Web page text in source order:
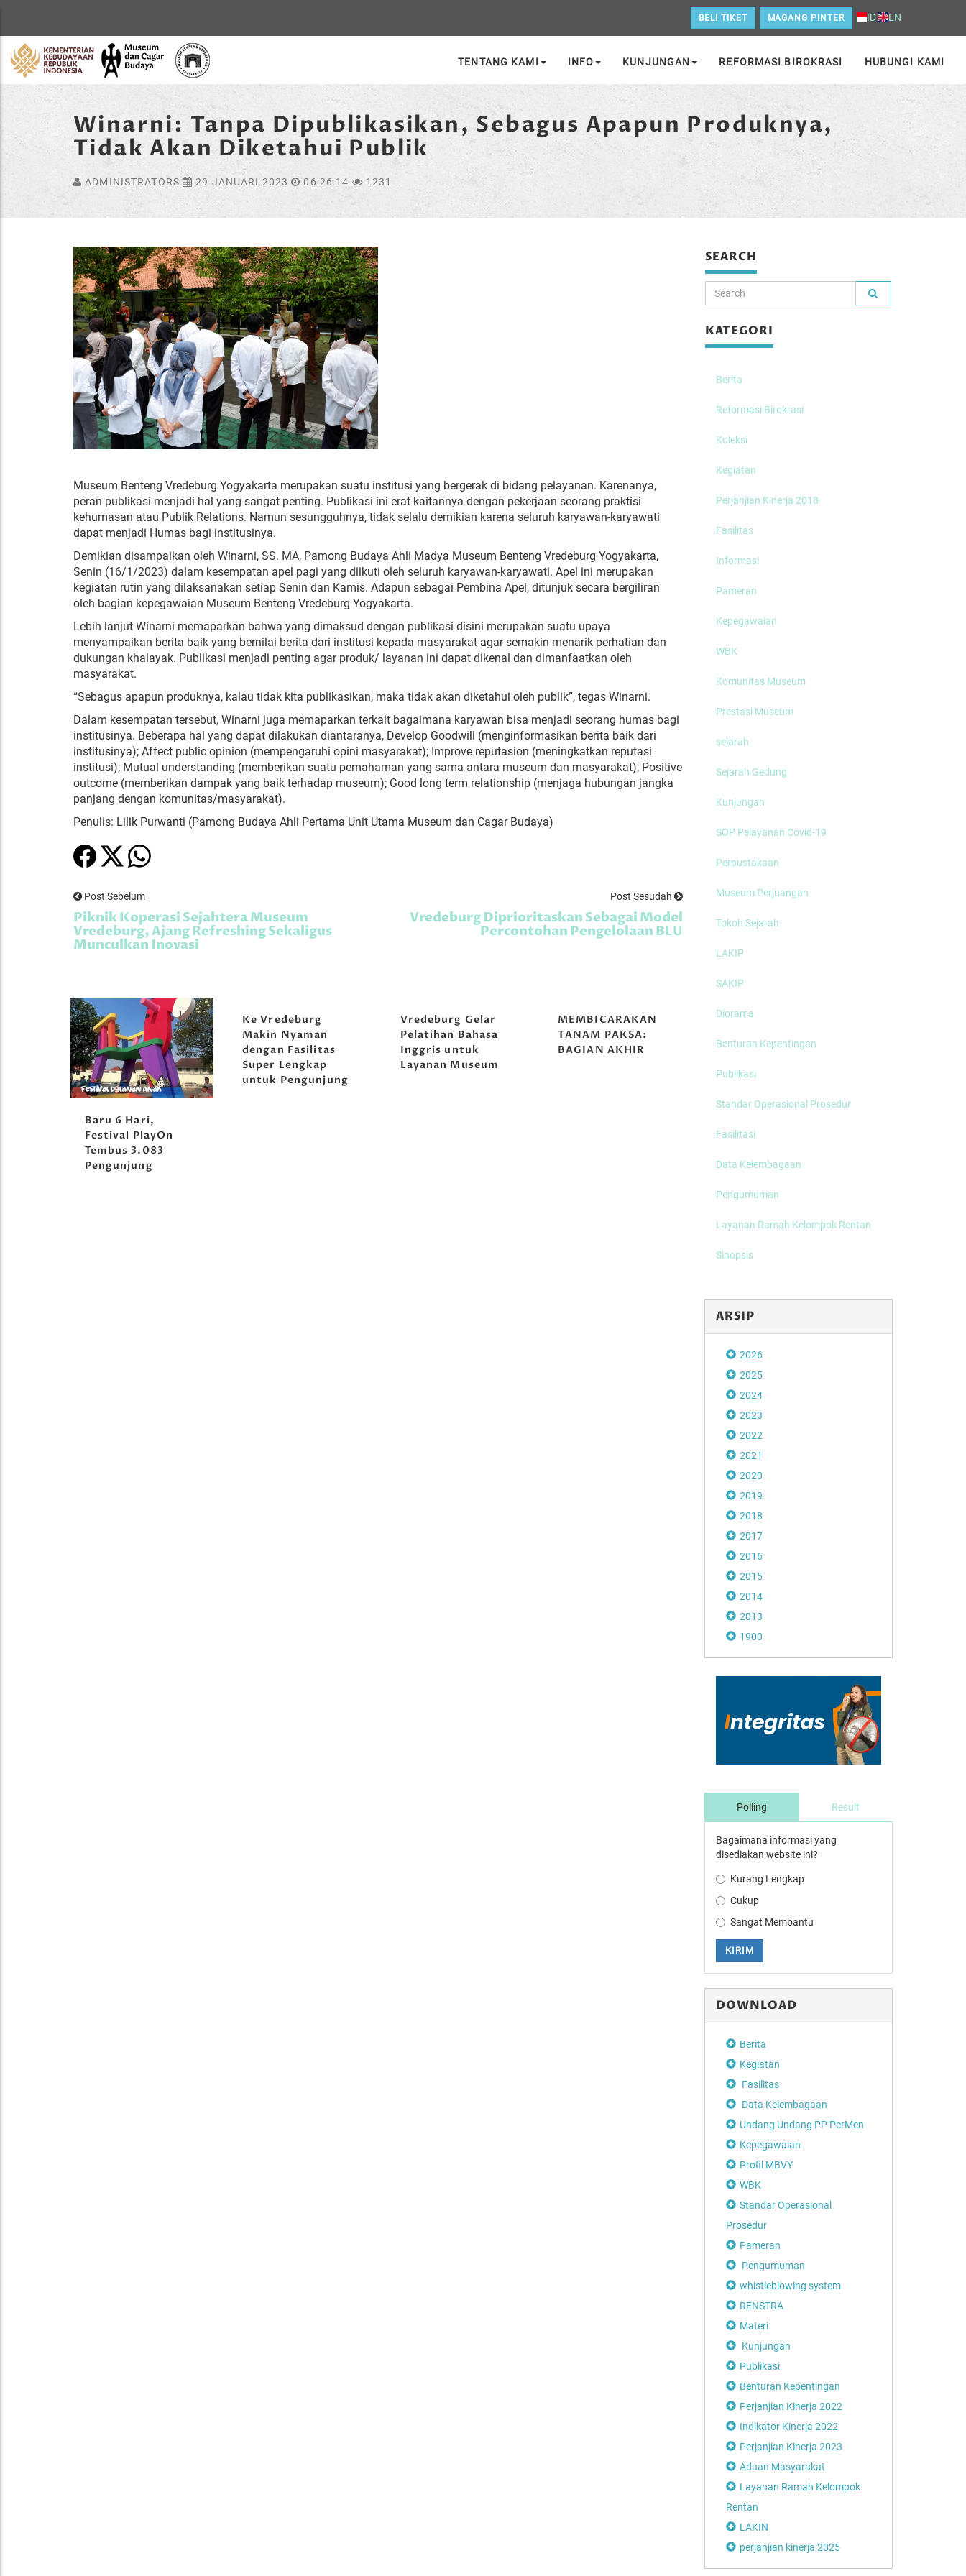
BELI TIKET MAGANG PINTER ID EN
Home
TENTANG KAMI INFO KUNJUNGAN REFORMASI BIROKRASI HUBUNGI KAMI
Winarni: Tanpa Dipublikasikan, Sebagus Apapun Produknya,
Tidak Akan Diketahui Publik
ADMINISTRATORS 29 JANUARI 2023 06:26:14 1231
Museum Benteng Vredeburg Yogyakarta merupakan suatu institusi yang bergerak di bidang pelayanan. Karenanya,
peran publikasi menjadi hal yang sangat penting. Publikasi ini erat kaitannya dengan pekerjaan seorang praktisi
kehumasan atau Publik Relations. Namun sesungguhnya, tidak selalu demikian karena seluruh karyawan-karyawati
dapat menjadi Humas bagi institusinya.
Demikian disampaikan oleh Winarni, SS. MA, Pamong Budaya Ahli Madya Museum Benteng Vredeburg Yogyakarta,
Senin (16/1/2023) dalam kesempatan apel pagi yang diikuti oleh seluruh karyawan-karyawati. Apel ini merupakan
kegiatan rutin yang dilaksanakan setiap Senin dan Kamis. Adapun sebagai Pembina Apel, ditunjuk secara bergiliran
oleh bagian kepegawaian Museum Benteng Vredeburg Yogyakarta.
Lebih lanjut Winarni memaparkan bahwa yang dimaksud dengan publikasi disini merupakan suatu upaya
menyampaikan berita baik yang bernilai berita dari institusi kepada masyarakat agar semakin menarik perhatian dan
dukungan khalayak. Publikasi menjadi penting agar produk/ layanan ini dapat dikenal dan dimanfaatkan oleh
masyarakat.
“Sebagus apapun produknya, kalau tidak kita publikasikan, maka tidak akan diketahui oleh publik”, tegas Winarni.
Dalam kesempatan tersebut, Winarni juga memaparkan terkait bagaimana karyawan bisa menjadi seorang humas bagi
institusinya. Beberapa hal yang dapat dilakukan diantaranya, Develop Goodwill (menginformasikan berita baik dari
institusinya); Affect public opinion (mempengaruhi opini masyarakat); Improve reputasion (meningkatkan reputasi
institusi); Mutual understanding (memberikan suatu pemahaman yang sama antara museum dan masyarakat); Positive
outcome (memberikan dampak yang baik terhadap museum); Good long term relationship (menjaga hubungan jangka
panjang dengan komunitas/masyarakat).
Penulis: Lilik Purwanti (Pamong Budaya Ahli Pertama Unit Utama Museum dan Cagar Budaya)
Post Sebelum
Piknik Koperasi Sejahtera Museum
Vredeburg, Ajang Refreshing Sekaligus
Munculkan Inovasi
Post Sesudah
Vredeburg Diprioritaskan Sebagai Model
Percontohan Pengelolaan BLU
Baru 6 Hari,
Festival PlayOn
Tembus 3.083
Pengunjung
Ke Vredeburg
Makin Nyaman
dengan Fasilitas
Super Lengkap
untuk Pengunjung
Vredeburg Gelar
Pelatihan Bahasa
Inggris untuk
Layanan Museum
MEMBICARAKAN
TANAM PAKSA:
BAGIAN AKHIR
MEMBICARAKAN
(Part 2)
SEARCH
KATEGORI
Berita
Reformasi Birokrasi
Koleksi
Kegiatan
Perjanjian Kinerja 2018
Fasilitas
Informasi
Pameran
Kepegawaian
WBK
Komunitas Museum
Prestasi Museum
sejarah
Sejarah Gedung
Kunjungan
SOP Pelayanan Covid-19
Perpustakaan
Museum Perjuangan
Tokoh Sejarah
LAKIP
SAKIP
Diorama
Benturan Kepentingan
Publikasi
Standar Operasional Prosedur
Fasilitasi
Data Kelembagaan
Pengumuman
Layanan Ramah Kelompok Rentan
Sinopsis
ARSIP
2026
2025
2024
2023
2022
2021
2020
2019
2018
2017
2016
2015
2014
2013
1900
Polling Result
Bagaimana informasi yang
disediakan website ini?
Kurang Lengkap
Cukup
Sangat Membantu
KIRIM
DOWNLOAD
Berita
Kegiatan
Fasilitas
Data Kelembagaan
Undang Undang PP PerMen
Kepegawaian
Profil MBVY
WBK
Standar Operasional
Prosedur
Pameran
Pengumuman
whistleblowing system
RENSTRA
Materi
Kunjungan
Publikasi
Benturan Kepentingan
Perjanjian Kinerja 2022
Indikator Kinerja 2022
Perjanjian Kinerja 2023
Aduan Masyarakat
Layanan Ramah Kelompok
Rentan
LAKIN
perjanjian kinerja 2025